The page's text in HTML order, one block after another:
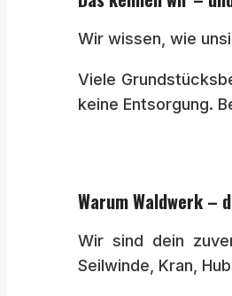
Wir wissen, wie
Viele
keine Entsorgung.
Warum Waldwerk –
Wir sind dein
Seilwinde, Kran,